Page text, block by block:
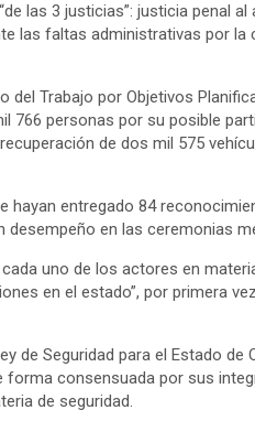
las 3 justicias”: justicia penal
las faltas administrativas por
del Trabajo por Objetivos
766 personas por su posible
de dos mil 575
hayan entregado 84
en las ceremonias
uno de los actores en
en el estado”, por primera
de Seguridad para el Estado
forma consensuada por sus
de seguridad.